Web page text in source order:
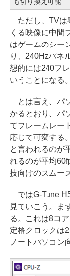
ただし、TVは
くる映像に中間
はゲームのシー
り、240Hzパネ
想的には240フ
いうことになる。
とは言え、パ
かるとおり、パ
てフレームレー
応じて可変する
と言われるのが
れるのが平均
技向けのスムー
ではG-Tune
見ていこう。ま
る。これは8コ
定格クロックは
ノートパソコン